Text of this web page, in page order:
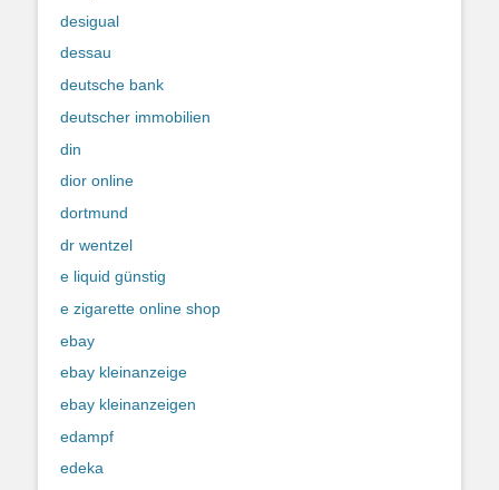
desigual
dessau
deutsche bank
deutscher immobilien
din
dior online
dortmund
dr wentzel
e liquid günstig
e zigarette online shop
ebay
ebay kleinanzeige
ebay kleinanzeigen
edampf
edeka